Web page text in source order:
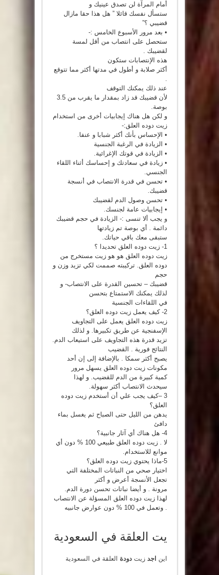
أمام المرآة لن تصدق عينيك و
ستسأل نفسك قائلا ” هل هذا حقا مازال
قضيبي ؟”
• بعد مرور الأسبوع الخامس :-
ستحصل على انتصاب من أقل لمسة
لقضيبك .
هذه الإنتصابات ستكون
أكثر صلابة و أطول في مدتها أكثر مما تتوقع
.
عند ذلك يمكنك التوقف
لأن قضيبك قد زاد بمقدار ما يقرب من 3.5
بوصة.
و لكن هل هناك إيجابيات أخرى من استخدام
زيت دوده العلق:-
• الإحساس بأنك أكثر شبابا و عنفا.
• الزيادة في الرغبة الجنسية
• الزيادة في قوتك الإغرائية.
• زيادة في سعادتك و إحساسك أثناء اللقاء
الجنسي.
• تحسن في قدرة الانتصاب في أنسجة
قضيبك.
• تحسن وصول الدم لقضيبك
• إيجابيات عامة لجنسك.
و يجب ألا تنسى :- الزيادة في حجم قضيبك
دائمة . أي بوصة تم زيادتها
ستبقى معك باقي حياتك.
1- زيت دوده العلق تحديدا ؟
زيت دوده العلق هو هو زيت مستخرج من
دوده العلق. تركيبته صممت لكي تزيد وزن و
حجم
قضيبك – تحسين القدرة على الانتصاب- و
لذلك يمكنك الاستمتاع بتحسن
في اللقاءات الجنسية
2- كيف يعمل زيت دوده العلق؟
زيت دوده العلق يعمل على التجاويف
الإسفنجية عن طريق تكبيرها. و لذلك
تزيد قدرة هذه التجاويف على استيعاب الدم.
النتائج فورية . القضيب
يصبح أكثر سمكا . بالإضافة إلى إن أحد
مكونات زيت دوده العلق يسهل مرور
كمية كبيرة من الدم للقضيب. و لهذا
سيحدث الانتصاب أكثر سهولة.
3 –كيف يجب علي أن أستخدم زيت دوده
العلق؟
يدهن من الليل حتى الصباح ثم يغسل بماء
دافئ
4- هل هناك أي آثار جانبية؟
لا . زيت دوده العلق طبيعي 100 % دون أي
موانع للاستخدام.
5-ماذا يحتوي زيت دوده العلق؟
اختيار صحي من النباتات المختلفة التي
تجعل الأنسجة أعرض و أكثر
مرونة . و أيضا نباتات تحسن دورة الدم.
لهذا زيت دوده العلق المسؤلة عن الانتصاب
. وتعمل في 100 % دون عوارض جانبيه
يت العلقة في السعودية
اين اجد زيتدودة العلقة في السعودية